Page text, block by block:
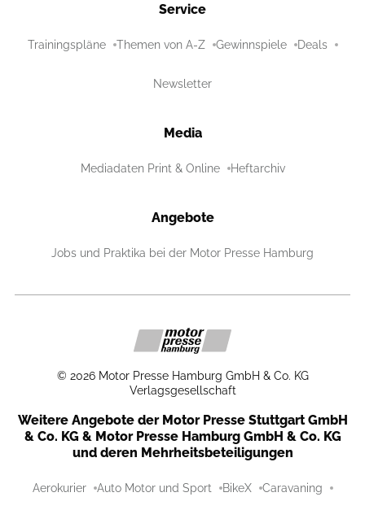
Service
Trainingspläne Themen von A-Z Gewinnspiele Deals
Newsletter
Media
Mediadaten Print & Online Heftarchiv
Angebote
Jobs und Praktika bei der Motor Presse Hamburg
© 2026 Motor Presse Hamburg GmbH & Co. KG
Verlagsgesellschaft
Weitere Angebote der Motor Presse Stuttgart GmbH
& Co. KG & Motor Presse Hamburg GmbH & Co. KG
und deren Mehrheitsbeteiligungen
Aerokurier Auto Motor und Sport BikeX Caravaning